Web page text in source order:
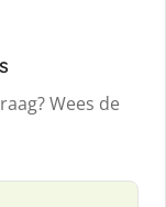
Wees de